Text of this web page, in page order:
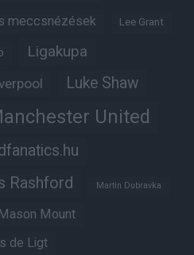
meccsnézések Lee Grant
Ligakupa
Luke Shaw
United
Rashford Martin Dubravka
Mason Mount
de Ligt